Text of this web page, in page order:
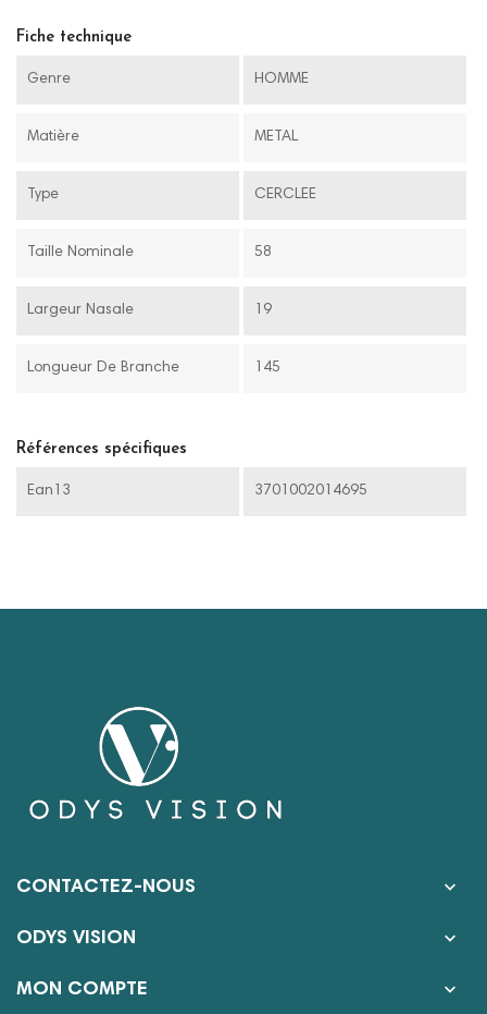
Fiche technique
Genre HOMME
Matière METAL
Type CERCLEE
Taille Nominale 58
Largeur Nasale 19
Longueur De Branche 145
Références spécifiques
Ean13 3701002014695
CONTACTEZ-NOUS 
ODYS VISION 
MON COMPTE 